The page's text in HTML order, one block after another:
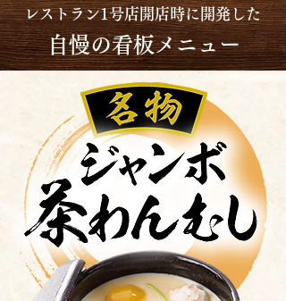
レストラン1号店開店時に開発した
​自慢の看板メニュー